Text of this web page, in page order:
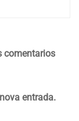
comentarios
entrada.